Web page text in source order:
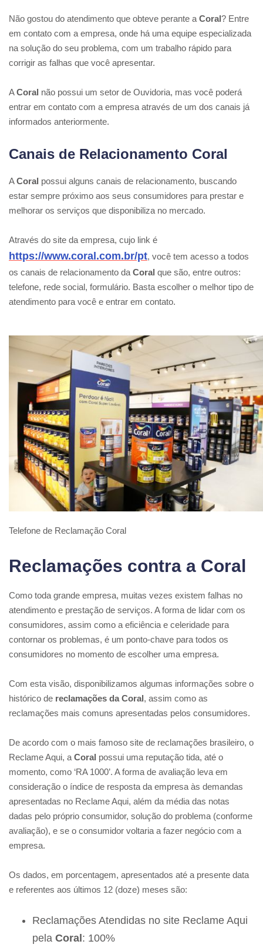
Não gostou do atendimento que obteve perante a Coral? Entre
em contato com a empresa, onde há uma equipe especializada
na solução do seu problema, com um trabalho rápido para
corrigir as falhas que você apresentar.
ACoral não possui um setor de Ouvidoria, mas você poderá
entrar em contato com a empresa através de um dos canais já
informados anteriormente.
Canais de Relacionamento Coral
ACoral possui alguns canais de relacionamento, buscando
estar sempre próximo aos seus consumidores para prestar e
melhorar os serviços que disponibiliza no mercado.
Através do site da empresa, cujo link é
https://www.coral.com.br/pt, você tem acesso a todos
os canais de relacionamento da Coral que são, entre outros:
telefone, rede social, formulário. Basta escolher o melhor tipo de
atendimento para você e entrar em contato.
Telefone de Reclamação Coral
Reclamações contra a Coral
Como toda grande empresa, muitas vezes existem falhas no
atendimento e prestação de serviços. A forma de lidar com os
consumidores, assim como a eficiência e celeridade para
contornar os problemas, é um ponto-chave para todos os
consumidores no momento de escolher uma empresa.
Com esta visão, disponibilizamos algumas informações sobre o
histórico de reclamações da Coral, assim como as
reclamações mais comuns apresentadas pelos consumidores.
De acordo com o mais famoso site de reclamações brasileiro, o
Reclame Aqui, a Coral possui uma reputação tida, até o
momento, como ‘RA 1000’. A forma de avaliação leva em
consideração o índice de resposta da empresa às demandas
apresentadas no Reclame Aqui, além da média das notas
dadas pelo próprio consumidor, solução do problema (conforme
avaliação), e se o consumidor voltaria a fazer negócio com a
empresa.
Os dados, em porcentagem, apresentados até a presente data
e referentes aos últimos 12 (doze) meses são:
Reclamações Atendidas no site Reclame Aqui
pela Coral: 100%